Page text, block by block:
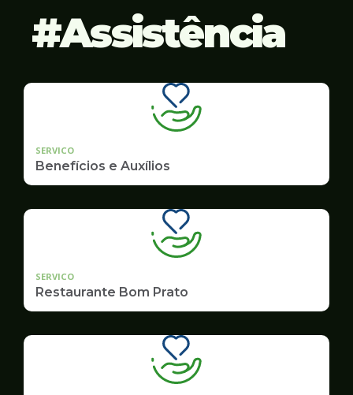
Assistência
SERVICO
Benefícios e Auxílios
SERVICO
Restaurante Bom Prato